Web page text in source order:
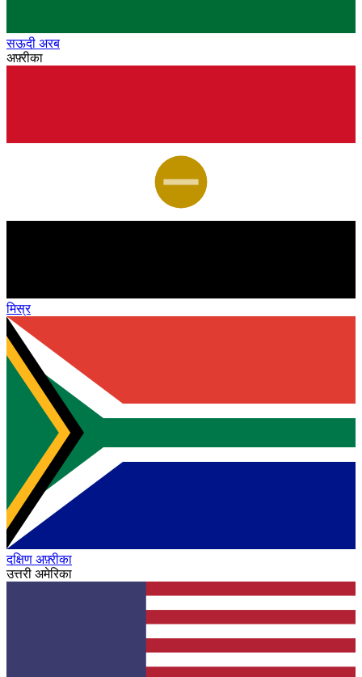
सऊदी अरब
अफ़्रीका
मिस्र
दक्षिण अफ़्रीका
उत्तरी अमेरिका